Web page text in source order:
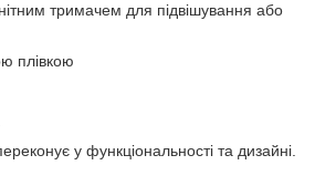
тримачем для підвішування або
плівкою
у функціональності та дизайні.